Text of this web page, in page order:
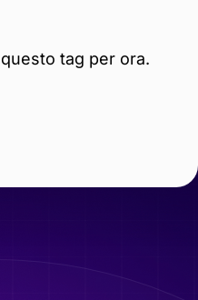
tag per ora.